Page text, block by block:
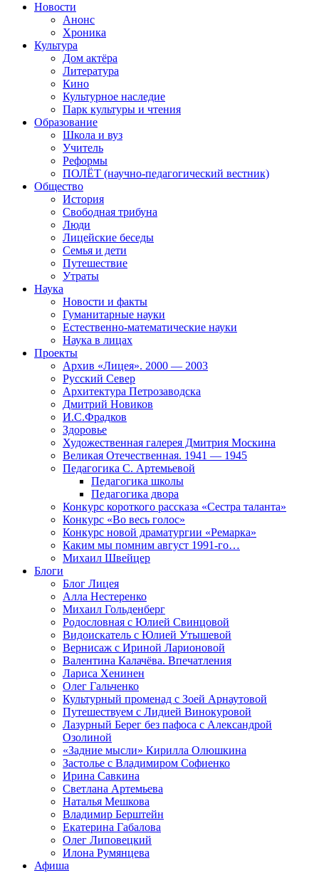
Новости
Анонс
Хроника
Культура
Дом актёра
Литература
Кино
Культурное наследие
Парк культуры и чтения
Образование
Школа и вуз
Учитель
Реформы
ПОЛЁТ (научно-педагогический вестник)
Общество
История
Свободная трибуна
Люди
Лицейские беседы
Семья и дети
Путешествие
Утраты
Наука
Новости и факты
Гуманитарные науки
Естественно-математические науки
Наука в лицах
Проекты
Архив «Лицея». 2000 — 2003
Русский Север
Архитектура Петрозаводска
Дмитрий Новиков
И.С.Фрадков
Здоровье
Художественная галерея Дмитрия Москина
Великая Отечественная. 1941 — 1945
Педагогика С. Артемьевой
Педагогика школы
Педагогика двора
Конкурс короткого рассказа «Сестра таланта»
Конкурс «Во весь голос»
Конкурс новой драматургии «Ремарка»
Каким мы помним август 1991-го…
Михаил Швейцер
Блоги
Блог Лицея
Алла Нестеренко
Михаил Гольденберг
Родословная с Юлией Свинцовой
Видоискатель с Юлией Утышевой
Вернисаж с Ириной Ларионовой
Валентина Калачёва. Впечатления
Лариса Хенинен
Олег Гальченко
Культурный променад с Зоей Арнаутовой
Путешествуем с Лидией Винокуровой
Лазурный Берег без пафоса с Александрой
Озолиной
«Задние мысли» Кирилла Олюшкина
Застолье с Владимиром Софиенко
Ирина Савкина
Светлана Артемьева
Наталья Мешкова
Владимир Берштейн
Екатерина Габалова
Олег Липовецкий
Илона Румянцева
Афиша